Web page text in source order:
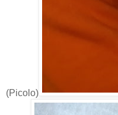
(Picolo)